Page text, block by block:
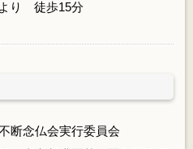
り 徒歩15分
断念仏会実行委員会